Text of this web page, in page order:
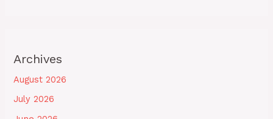
Archives
August 2026
July 2026